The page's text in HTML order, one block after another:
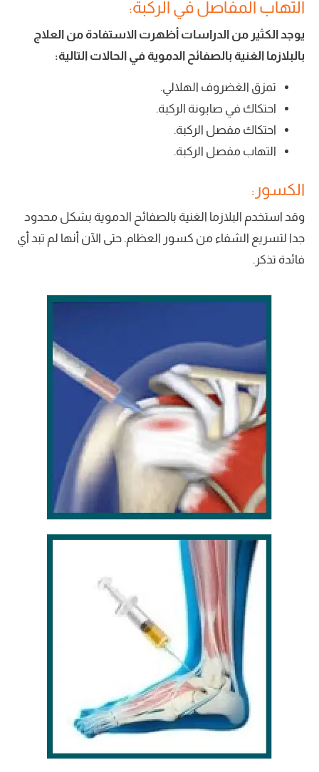
التهاب المفاصل في الركبة:
يوجد الكثير من الدراسات أظهرت الاستفادة من العلاج
بالبلازما الغنية بالصفائح الدموية في الحالات التالية:
تمزق الغضروف الهلالي.
احتكاك في صابونة الركبة.
احتكاك مفصل الركبة.
التهاب مفصل الركبة.
الكسور:
وقد استخدم البلازما الغنية بالصفائح الدموية بشكل محدود
جدا لتسريع الشفاء من كسور العظام. حتى الآن أنها لم تبد أي
فائدة تذكر.